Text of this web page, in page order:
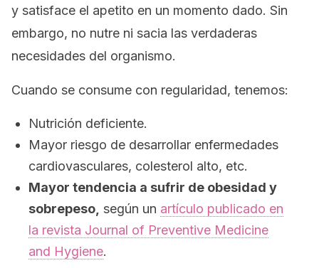
y satisface el apetito en un momento dado. Sin
embargo, no nutre ni sacia las verdaderas
necesidades del organismo.
Cuando se consume con regularidad, tenemos:
Nutrición deficiente.
Mayor riesgo de desarrollar enfermedades
cardiovasculares, colesterol alto, etc.
Mayor tendencia a sufrir de obesidad y
sobrepeso, según un artículo publicado en
la revista Journal of Preventive Medicine
and Hygiene.